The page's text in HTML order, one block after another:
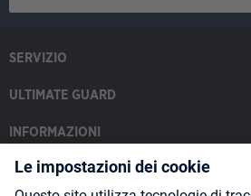
SERVIZIO
ULTIMATE GUARD
INFORMAZIONI
SOCIAL MEDIA